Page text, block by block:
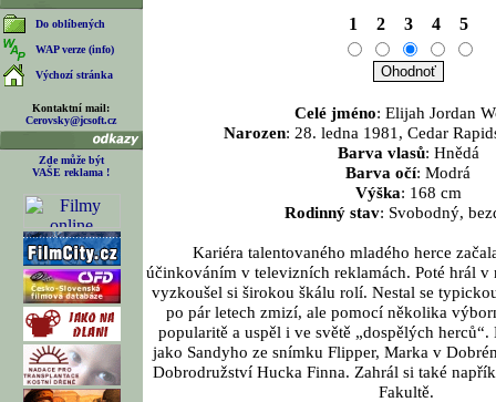
Do oblíbených
WAP verze (info)
Výchozí stránka
Kontaktní mail:
Cerovsky@jcsoft.cz
Zde může být
VAŠE reklama !
1
2 3 4 5
Celé jméno: Elijah Jordan
Narozen: 28. ledna 1981, Cedar
Barva vlasů: Hnědá
Barva očí: Modrá
Výška: 168 cm
Rodinný stav: Svobodný,
Kariéra talentovaného mladého herce
účinkováním v televizních reklamách. Poté hrál
vyzkoušel si širokou škálu rolí. Nestal se
po pár letech zmizí, ale pomocí několika
popularitě a uspěl i ve světě „dospělých
jako Sandyho ze snímku Flipper, Marka v
Dobrodružství Hucka Finna. Zahrál si také
Fakultě.